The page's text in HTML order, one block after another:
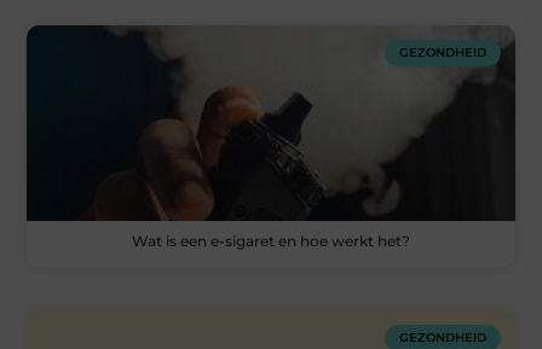
GEZONDHEID
Wat is een e-sigaret en hoe werkt het?
GEZONDHEID